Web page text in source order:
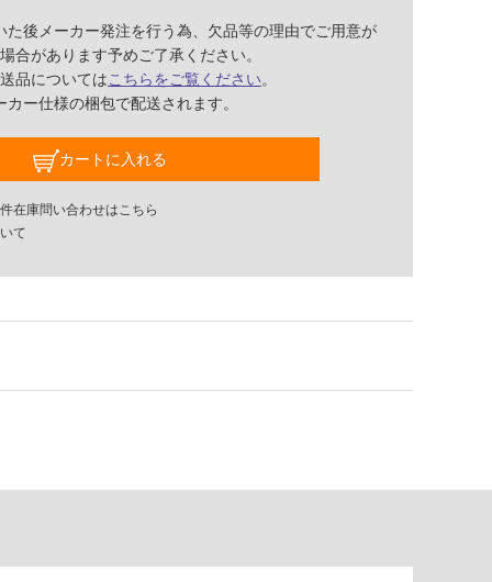
た後メーカー発注を行う為、欠品等の理由でご用意が
合があります予めご了承ください。
品についてはこちらをご覧ください。
ー仕様の梱包で配送されます。
カートに入れる
在庫問い合わせはこちら
て